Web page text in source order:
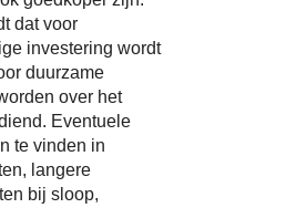
dat voor
investering wordt
duurzame
over het
Eventuele
te vinden in
langere
bij sloop,